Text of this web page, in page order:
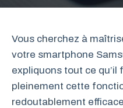
Vous cherchez à
votre smartphone
expliquons tout ce
pleinement cette
redoutablement